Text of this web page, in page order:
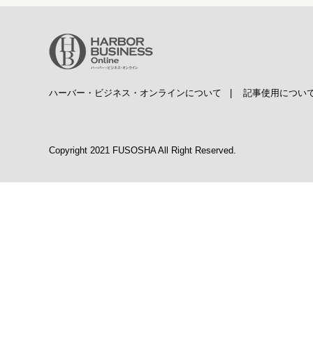
ハーバー・ビジネス・オンラインについて 記事使用につい
Copyright 2021 FUSOSHA All Right Reserved.